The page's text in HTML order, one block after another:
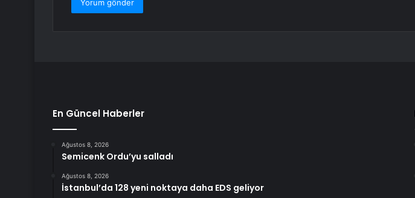
En Güncel Haberler
Ağustos 8, 2026
Semicenk Ordu’yu salladı
Ağustos 8, 2026
İstanbul’da 128 yeni noktaya daha EDS geliyor